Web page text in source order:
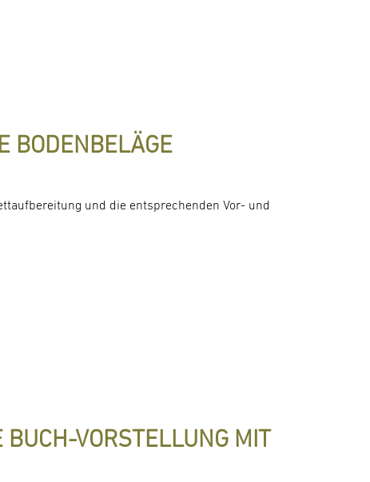
BODENBELÄGE
und die entsprechenden Vor- und
VORSTELLUNG MIT